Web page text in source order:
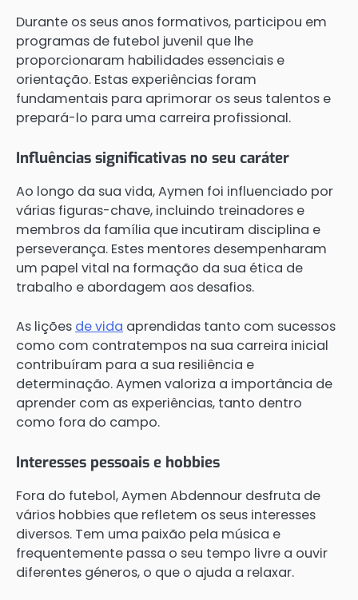
Durante os seus anos formativos, participou em
programas de futebol juvenil que lhe
proporcionaram habilidades essenciais e
orientação. Estas experiências foram
fundamentais para aprimorar os seus talentos e
prepará-lo para uma carreira profissional.
Influências significativas no seu caráter
Ao longo da sua vida, Aymen foi influenciado por
várias figuras-chave, incluindo treinadores e
membros da família que incutiram disciplina e
perseverança. Estes mentores desempenharam
um papel vital na formação da sua ética de
trabalho e abordagem aos desafios.
As lições de vida aprendidas tanto com sucessos
como com contratempos na sua carreira inicial
contribuíram para a sua resiliência e
determinação. Aymen valoriza a importância de
aprender com as experiências, tanto dentro
como fora do campo.
Interesses pessoais e hobbies
Fora do futebol, Aymen Abdennour desfruta de
vários hobbies que refletem os seus interesses
diversos. Tem uma paixão pela música e
frequentemente passa o seu tempo livre a ouvir
diferentes géneros, o que o ajuda a relaxar.